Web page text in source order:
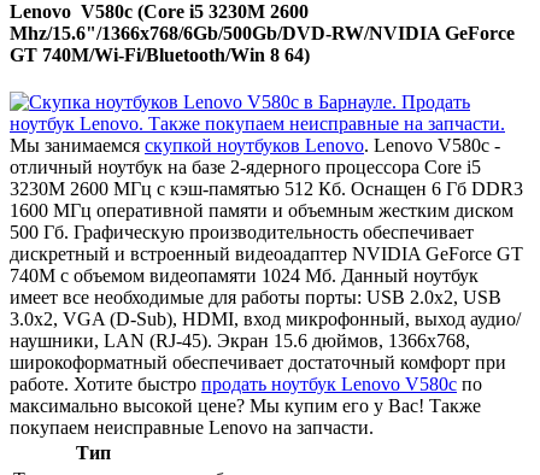
Lenovo V580c (Core i5 3230M 2600
Mhz/15.6"/1366x768/6Gb/500Gb/DVD-RW/NVIDIA GeForce
GT 740M/Wi-Fi/Bluetooth/Win 8 64)
Мы занимаемся скупкой ноутбуков Lenovo. Lenovo V580c -
отличный ноутбук на базе 2-ядерного процессора Core i5
3230M 2600 МГц с кэш-памятью 512 Кб. Оснащен 6 Гб DDR3
1600 МГц оперативной памяти и объемным жестким диском
500 Гб. Графическую производительность обеспечивает
дискретный и встроенный видеоадаптер NVIDIA GeForce GT
740M с объемом видеопамяти 1024 Мб. Данный ноутбук
имеет все необходимые для работы порты: USB 2.0x2, USB
3.0x2, VGA (D-Sub), HDMI, вход микрофонный, выход аудио/
наушники, LAN (RJ-45). Экран 15.6 дюймов, 1366x768,
широкоформатный обеспечивает достаточный комфорт при
работе. Хотите быстро продать ноутбук Lenovo V580c по
максимально высокой цене? Мы купим его у Вас! Также
покупаем неисправные Lenovo на запчасти.
Тип